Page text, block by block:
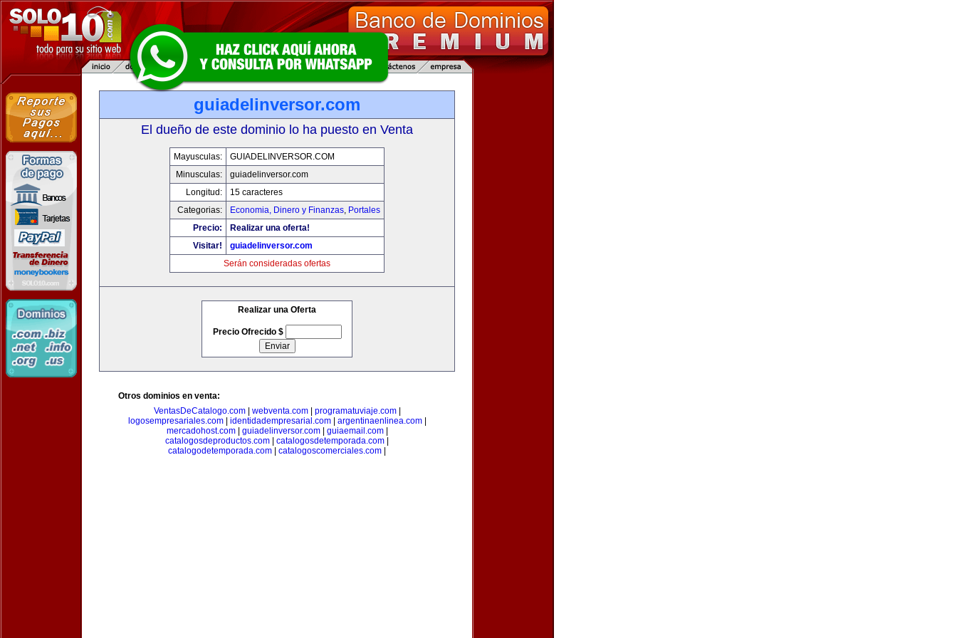
guiadelinversor.com
El dueño de este dominio lo ha puesto en Venta
Mayusculas:
GUIADELINVERSOR.COM
Minusculas:
guiadelinversor.com
Longitud:
15 caracteres
Categorias:
Economia, Dinero y Finanzas, Portales
Precio:
Realizar una oferta!
Visitar!
guiadelinversor.com
Serán consideradas ofertas
Realizar una Oferta
Precio Ofrecido $
Otros dominios en venta:
VentasDeCatalogo.com| webventa.com| programatuviaje.com|
logosempresariales.com| identidadempresarial.com| argentinaenlinea.com|
mercadohost.com| guiadelinversor.com| guiaemail.com|
catalogosdeproductos.com
catalogosdetemporada.com
catalogodetemporada.com
catalogoscomerciales.com